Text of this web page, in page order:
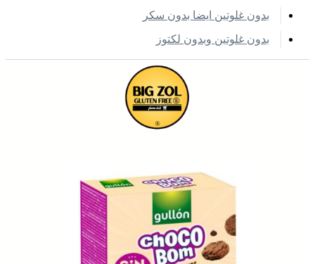
بدون غلوتين ايضا بدون سكر
بدون غلوتين وبدون لكتوز